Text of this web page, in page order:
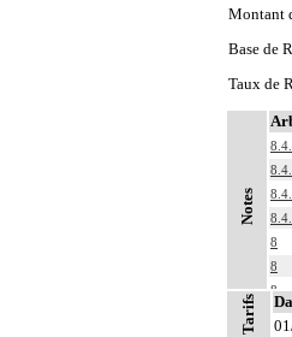
Montant
Base de
Taux de
Notes
8
8
8
Tarifs